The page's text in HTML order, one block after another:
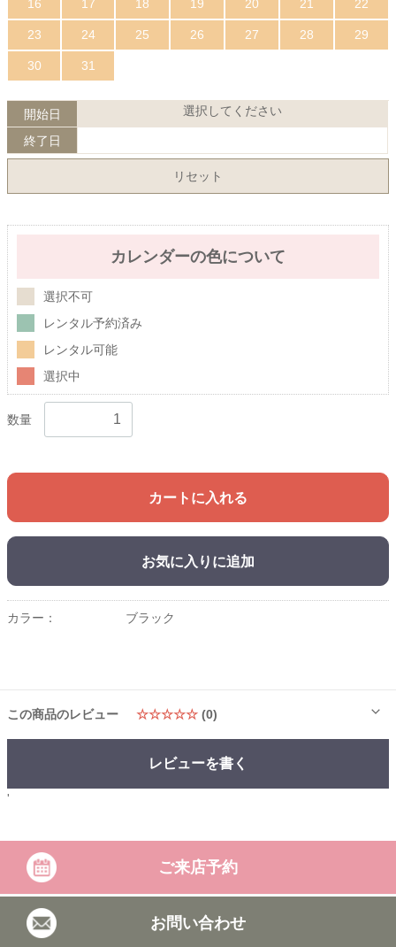
16 17 18 19 20 21 22
23 24 25 26 27 28 29
30 31
開始日 選択してください
終了日
リセット
カレンダーの色について
選択不可
レンタル予約済み
レンタル可能
選択中
数量
カートに入れる
お気に入りに追加
カラー： ブラック
この商品のレビュー ☆☆☆☆☆ (0)
レビューを書く
'
ご来店予約
お問い合わせ